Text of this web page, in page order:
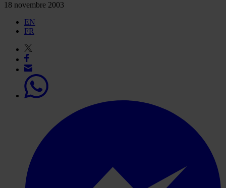
18 novembre 2003
EN
FR